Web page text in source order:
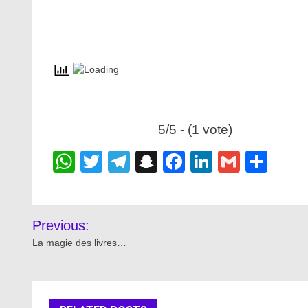
5/5 - (1 vote)
WhatsApp
Twitter
Telegram
Snapchat
Facebook
LinkedIn
Gmail
Post
navigation
Previous:
La magie des livres…